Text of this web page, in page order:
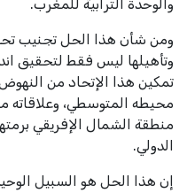
والوحدة الترابية للمغرب.
ومن شأن هذا الحل تجنيب
وتأهيلها ليس فقط لتحقيق
تمكين هذا الإتحاد من
محيطه المتوسطي، وعلاقاته
منطقة الشمال الإفريقي
الدولي.
إن هذا الحل هو السبيل